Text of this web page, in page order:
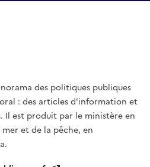
des politiques publiques
: des articles d'information et
Il est produit par le ministère en
et de la pêche, en